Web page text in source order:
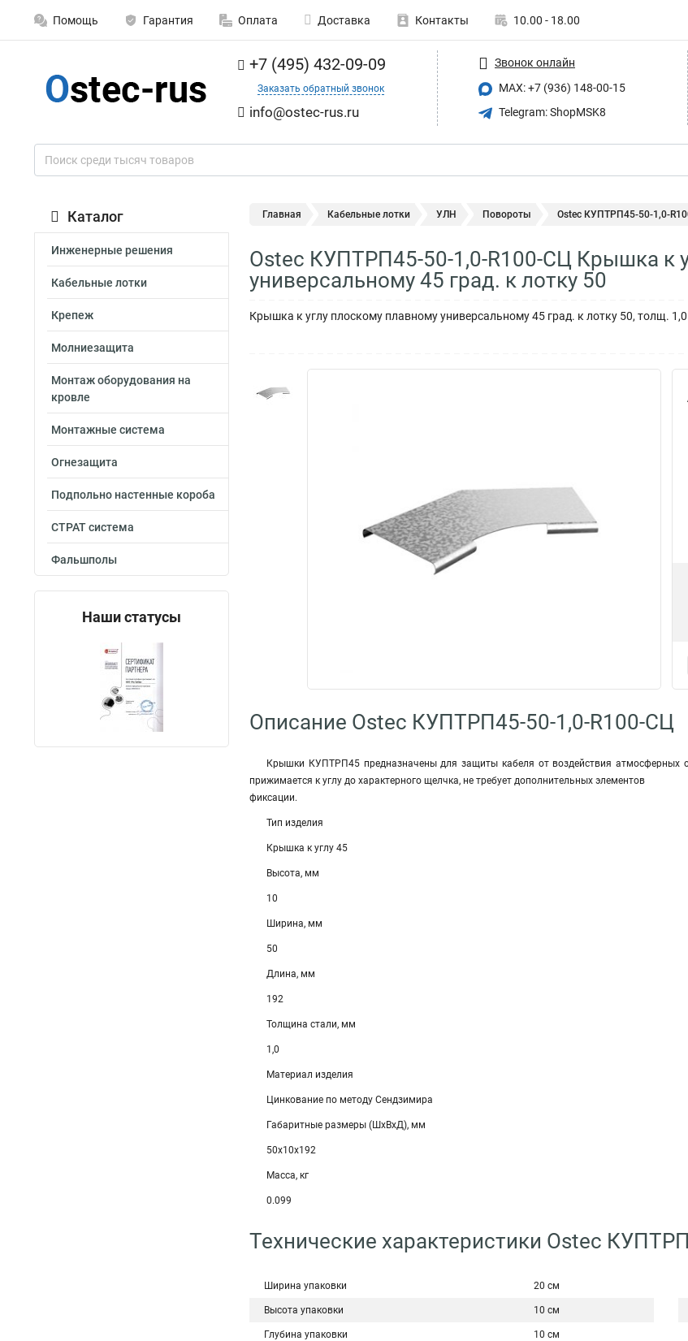
Помощь Гарантия Оплата Доставка Контакты 10.00 - 18.00
+7 (495) 432-09-09
Заказать обратный звонок
info@ostec-rus.ru
Звонок онлайн
MAX: +7 (936) 148-00-15
Telegram: ShopMSK8
Каталог
Инженерные решения
Кабельные лотки
Крепеж
Молниезащита
Монтаж оборудования на
кровле
Монтажные система
Огнезащита
Подпольно настенные короба
СТРАТ система
Фальшполы
Наши статусы
Главная Кабельные лотки УЛН Повороты Ostec КУПТРП45-50-1,0-
Ostec КУПТРП45-50-1,0-R100-СЦ Крышка к
универсальному 45 град. к лотку 50
Крышка к углу плоскому плавному универсальному 45 град. к лотку 50, толщ.
Описание Ostec КУПТРП45-50-1,0-R100-СЦ
Крышки КУПТРП45 предназначены для защиты кабеля от воздействия атмосферных
прижимается к углу до характерного щелчка, не требует дополнительных элементов
фиксации.
Тип изделия
Крышка к углу 45
Высота, мм
10
Ширина, мм
50
Длина, мм
192
Толщина стали, мм
1,0
Материал изделия
Цинкование по методу Сендзимира
Габаритные размеры (ШхВхД), мм
50х10х192
Масса, кг
0.099
Технические характеристики Ostec
Ширина упаковки 20 см
Высота упаковки 10 см
Глубина упаковки 10 см